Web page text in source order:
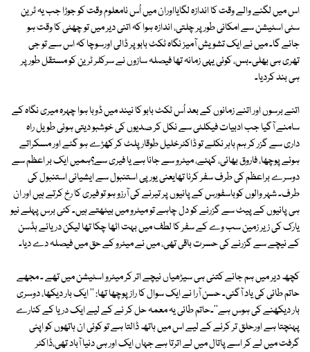
اس میں لگنے والے وقت کا اندازہ لگایااوران میں اُس نامعلوم وقت کو جوڑا جب یہ ٹرین
سٹی اسٹیشن سے امکانی طور پر چلتی، اندازہ ہوا کہ اتنی دیر میں تو چھٹی کا وقت ہو
جائے گا۔ میں نے ایک تشویش آمیز نگاہ ٹکٹ بابو پر ڈالی اورسوچا کہ اس سے تو جی
تھری ہی بھلی۔بس، کوئی یہی زمانہ تھا فیصلہ سازوں نے سرکلر ٹرین کو مستقل طور پر
ہی بند کردیا۔
اتنے برسوں اور اتنے زمانوں کے بعد اُس ٹکٹ بابو کا نیند میں ڈوبا ہوا چہرہ میری نگاہ کے
سامنے آگیا جب ادبیات فیکلٹی سے نکل کر صدیوں کی خوشبو دیتی ہوئی طویل راہ
داری سے گزر کر ہم باہر نکلے تو ڈاکٹرخلیل طوقار پلٹ کر کھڑے ہو گئے اور مسکراتے
ہوئے پوچھا، فاروق بھائی، کہئے، میٹرو سے جانا ہے یا فیری سے؟ہمیں ایک بر اعظم سے
دوسرے براعظم کی طرف سفر کرنا تھایعنی یورپی استنبول سے ایشیائی استنبول کی
طرف۔ شہر والوں کوباسفورس کے پانیوں پر تیرنے کی آرزو ہو تو فیری کا رخ کرتے ہیں اور ان
ہی پانیوں کے پیٹ سے گزرنے کو دل چاہے تو میٹرو میں بیٹھتے ہیں۔ کئی برس پہلے نیو
یارک کی زیر زمین سب وے کے سفر کا لطف میں بہت اٹھا چکا تھا لیکن دریائے ہڈسن
کے نیچے سے گزرنے کی حسرت باقی تھی، میں نے میٹرو کے حق میں فیصلہ دے دیا۔
کچھ دیر میں ہم جانے کتنی ہی سیڑھیاں نیچے اتر کر میٹرو اسٹیشن میں تھے ۔ مجھے
حاتم طائی کی یاد آگئی۔ حسن آرا نے ایک سوال کا راز پوچھا تھا: '' ایک بار دیکھا، دوسری
بار دیکھنے کی ہوس ہے''۔حاتم طائی یہ معمہ حل کر نے کے لیے ایک دریا کے کنارے
پہنچتا ہے اورحلق تر کرنے کے لیے اس میں ہاتھ ڈالتا ہے تو کوئی ان ہاتھوں کو اپنی
گرفت میں لے کر اسے پاتال میں لے اترتا ہے جہاں ایک اور ہی دنیا آباد تھی،ڈاکٹر